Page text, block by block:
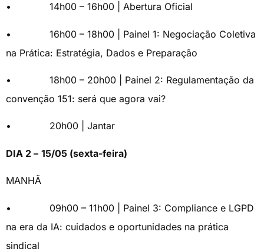
• 14h00 – 16h00 | Abertura Oficial
• 16h00 – 18h00 | Painel 1: Negociação Coletiva
na Prática: Estratégia, Dados e Preparação
• 18h00 – 20h00 | Painel 2: Regulamentação da
convenção 151: será que agora vai?
• 20h00 | Jantar
DIA 2 – 15/05 (sexta-feira)
MANHÃ
• 09h00 – 11h00 | Painel 3: Compliance e LGPD
na era da IA: cuidados e oportunidades na prática
sindical